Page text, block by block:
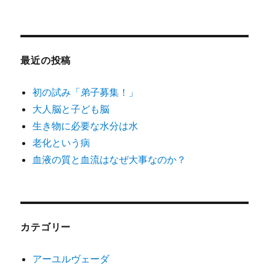
最近の投稿
初の試み「弟子募集！」
大人脳と子ども脳
生き物に必要な水分は水
老化という病
血液の質と血流はなぜ大事なのか？
カテゴリー
アーユルヴェーダ